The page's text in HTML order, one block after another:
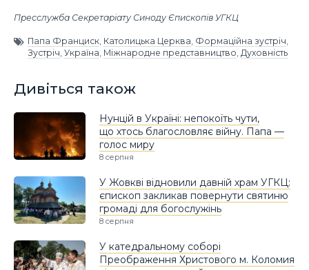
Пресслужба Секретаріату Синоду Єпископів УГКЦ
Папа Франциск, Католицька Церква, Формаційна зустріч,
Зустріч, Україна, Міжнародне представництво, Духовність
Дивіться також
Нунцій в Україні: непокоїть чути,
що хтось благословляє війну. Папа —
голос миру
8 серпня
У Жовкві відновили давній храм УГКЦ:
єпископ закликав повернути святиню
громаді для богослужінь
8 серпня
У катедральному соборі
Преображення Христового м. Коломия